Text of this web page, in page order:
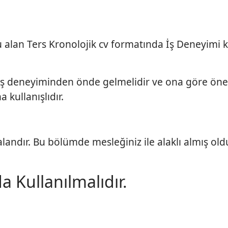
Ters Kronolojik cv formatında İş Deneyimi
deneyiminden önde gelmelidir ve ona göre
kullanışlıdır.
Bu bölümde mesleğiniz ile alaklı almış